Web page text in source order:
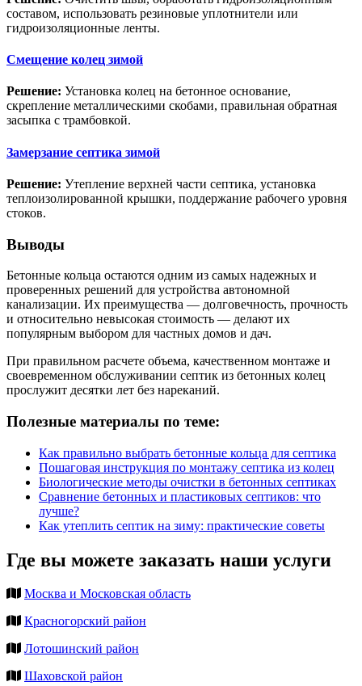
составом, использовать резиновые уплотнители или
гидроизоляционные ленты.
Смещение колец зимой
Решение: Установка колец на бетонное основание,
скрепление металлическими скобами, правильная обратная
засыпка с трамбовкой.
Замерзание септика зимой
Решение: Утепление верхней части септика, установка
теплоизолированной крышки, поддержание рабочего уровня
стоков.
Выводы
Бетонные кольца остаются одним из самых надежных и
проверенных решений для устройства автономной
канализации. Их преимущества — долговечность, прочность
и относительно невысокая стоимость — делают их
популярным выбором для частных домов и дач.
При правильном расчете объема, качественном монтаже и
своевременном обслуживании септик из бетонных колец
прослужит десятки лет без нареканий.
Полезные материалы по теме:
Как правильно выбрать бетонные кольца для септика
Пошаговая инструкция по монтажу септика из колец
Биологические методы очистки в бетонных септиках
Сравнение бетонных и пластиковых септиков: что
лучше?
Как утеплить септик на зиму: практические советы
Где вы можете заказать наши услуги
Москва и Московская область
Красногорский район
Лотошинский район
Шаховской район